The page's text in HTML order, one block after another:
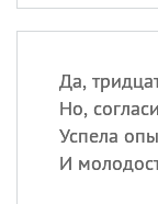
Да,
Но,
Успела
И